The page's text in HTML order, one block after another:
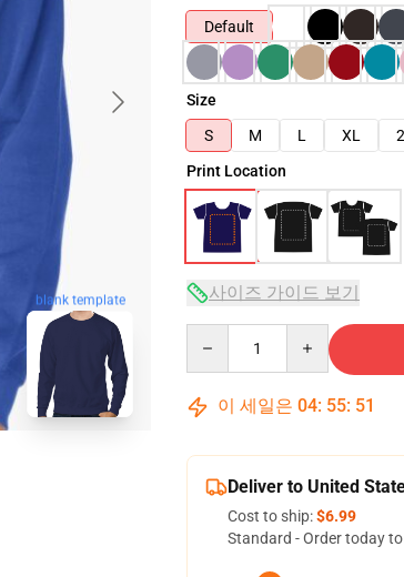
blank template
Default
Size
S
M L XL
Print Location
사이즈 가이드 보기
이 세일은 04: 55: 50
Deliver to United
Cost to ship:$6.99
Standard - Order today